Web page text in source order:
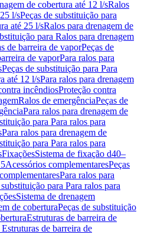
de cobertura até 12 l/sRalos
l/sPeças de substituição para
até 25 l/sRalos para drenagem de
para Ralos para drenagem
de barreira de vaporPeças de
de vaporPara ralos para
Peças de substituição para Para
até 12 l/sPara ralos para drenagem
incêndiosProteção contra
Ralos de emergênciaPeças de
Para ralos para drenagem de
para Para ralos para
Para ralos para drenagem de
para Para ralos para
FixaçõesSistema de fixação d40–
Acessórios complementaresPeças
Para ralos para
para Para ralos para
Sistema de drenagem
de coberturaPeças de substituição
Estruturas de barreira de
de barreira de